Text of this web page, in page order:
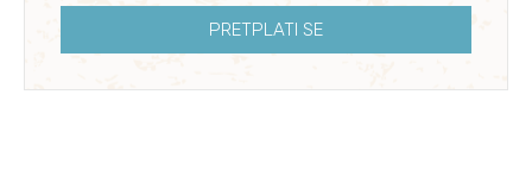
PRETPLATI SE